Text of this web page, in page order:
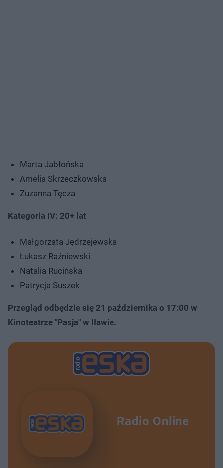
Marta Jabłońska
Amelia Skrzeczkowska
Zuzanna Tęcza
Kategoria IV: 20+ lat
Małgorzata Jędrzejewska
Łukasz Raźniewski
Natalia Rucińska
Patrycja Suszek
Przegląd odbędzie się 21 października o 17:00 w
Kinoteatrze "Pasja" w Iławie.
Radio Online